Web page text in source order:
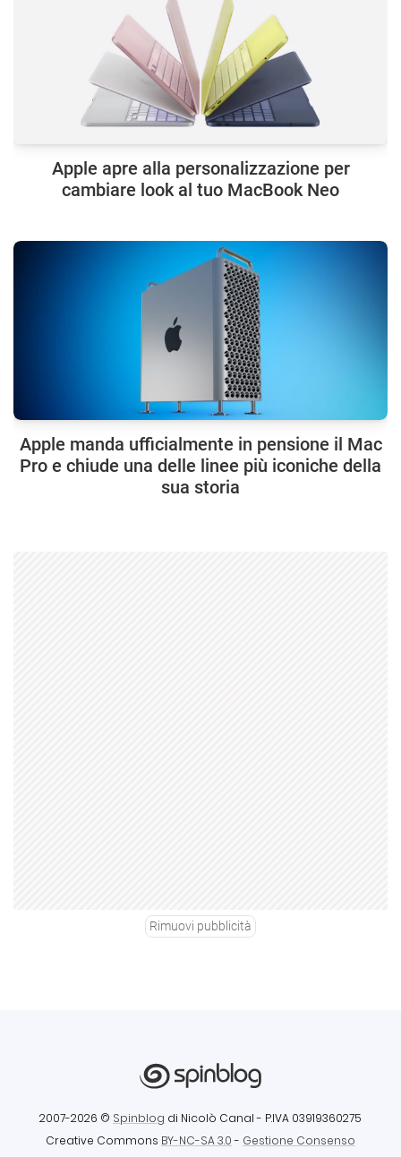
Apple apre alla personalizzazione per
cambiare look al tuo MacBook Neo
Apple manda ufficialmente in pensione il Mac
Pro e chiude una delle linee più iconiche della
sua storia
Rimuovi pubblicità
2007-2026 © Spinblog di Nicolò Canal - P.IVA 03919360275
Creative Commons BY-NC-SA 3.0- Gestione Consenso